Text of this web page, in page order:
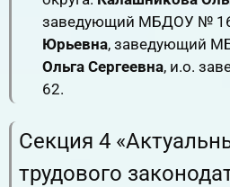
заведующий МБДОУ №
Юрьевна, заведующий
Ольга Сергеевна, и.о.
62.
Секция 4
трудового